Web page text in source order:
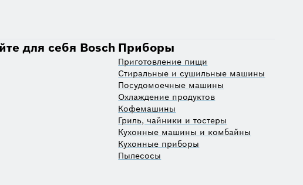
для себя Bosch Приборы
Приготовление пищи
Стиральные и сушильные машины
Посудомоечные машины
Охлаждение продуктов
Кофемашины
Гриль, чайники и тостеры
Кухонные машины и комбайны
Кухонные приборы
Пылесосы